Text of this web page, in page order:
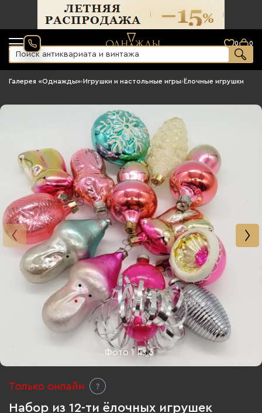
0 0
Галерея «Однажды»›Игрушки и настольные игры›Ёлочные игрушки
Фото1из3
Только онлайн
Набор из 12-ти ёлочных игрушек